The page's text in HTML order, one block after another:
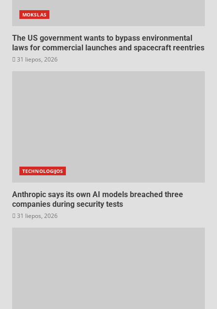
MOKSLAS
The US government wants to bypass environmental
laws for commercial launches and spacecraft reentries
31 liepos, 2026
TECHNOLOGIJOS
Anthropic says its own AI models breached three
companies during security tests
31 liepos, 2026